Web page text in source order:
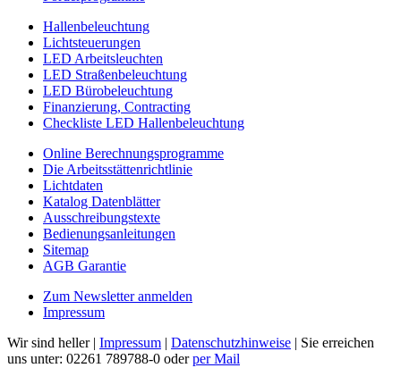
Hallenbeleuchtung
Lichtsteuerungen
LED Arbeitsleuchten
LED Straßenbeleuchtung
LED Bürobeleuchtung
Finanzierung, Contracting
Checkliste LED Hallenbeleuchtung
Online Berechnungsprogramme
Die Arbeitsstättenrichtlinie
Lichtdaten
Katalog Datenblätter
Ausschreibungstexte
Bedienungsanleitungen
Sitemap
AGB Garantie
Zum Newsletter anmelden
Impressum
Wir sind heller | Impressum | Datenschutzhinweise | Sie erreichen
uns unter: 02261 789788-0 oderper Mail